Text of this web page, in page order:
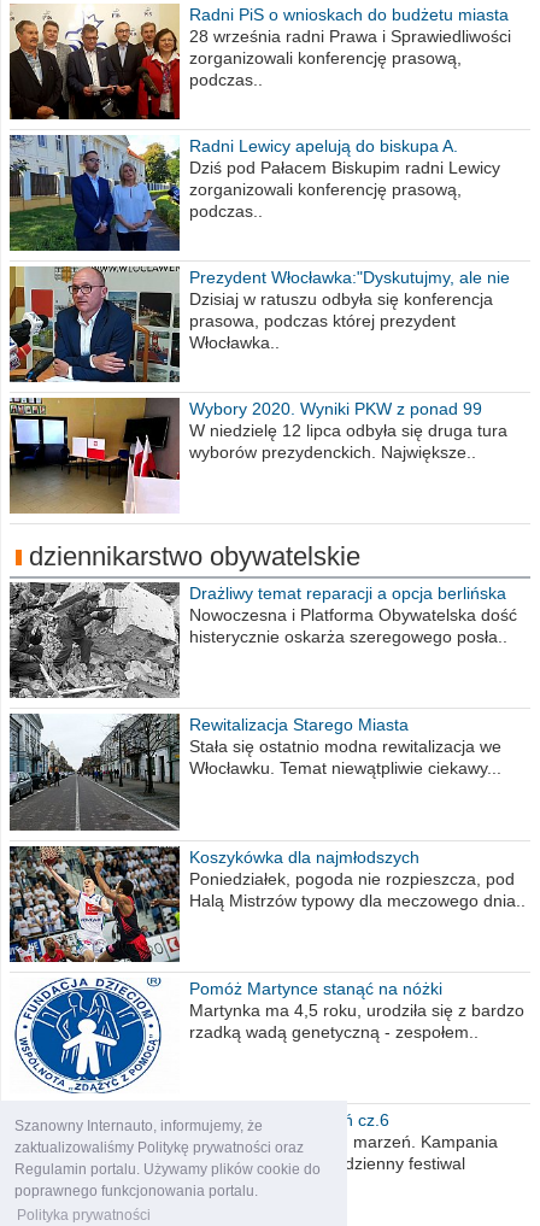
Szanowny Internauto, informujemy, że
zaktualizowaliśmy Politykę prywatności oraz
Regulamin portalu. Używamy plików cookie do
poprawnego funkcjonowania portalu.
Polityka prywatności
Radni PiS o wnioskach do budżetu miasta
na 2021 rok
28 września radni Prawa i Sprawiedliwości
zorganizowali konferencję prasową,
podczas..
Radni Lewicy apelują do biskupa A.
Wiesława Meringa
Dziś pod Pałacem Biskupim radni Lewicy
zorganizowali konferencję prasową,
podczas..
Prezydent Włocławka:"Dyskutujmy, ale nie
obrażajmy się”
Dzisiaj w ratuszu odbyła się konferencja
prasowa, podczas której prezydent
Włocławka..
Wybory 2020. Wyniki PKW z ponad 99
procent obwodów
W niedzielę 12 lipca odbyła się druga tura
wyborów prezydenckich. Największe..
dziennikarstwo obywatelskie
Drażliwy temat reparacji a opcja berlińska
Nowoczesna i Platforma Obywatelska dość
histerycznie oskarża szeregowego posła..
Rewitalizacja Starego Miasta
Stała się ostatnio modna rewitalizacja we
Włocławku. Temat niewątpliwie ciekawy...
Koszykówka dla najmłodszych
Poniedziałek, pogoda nie rozpieszcza, pod
Halą Mistrzów typowy dla meczowego dnia..
Pomóż Martynce stanąć na nóżki
Martynka ma 4,5 roku, urodziła się z bardzo
rzadką wadą genetyczną - zespołem..
Polska moich marzeń cz.6
Nadszedł kres moich marzeń. Kampania
wyborcza czyli niecodzienny festiwal
obietnic,..